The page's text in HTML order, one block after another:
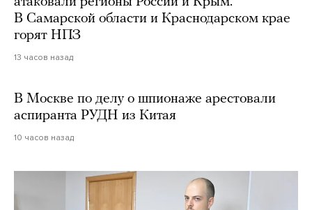
В Самарской области и Краснодарском крае
горят НПЗ
13 часов назад
В Москве по делу о шпионаже арестовали
аспиранта РУДН из Китая
10 часов назад